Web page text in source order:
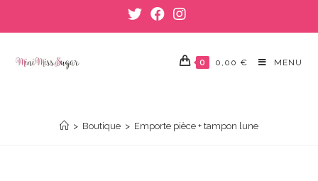
0 0,00 € MENU
> Boutique > Emporte pièce + tampon lune